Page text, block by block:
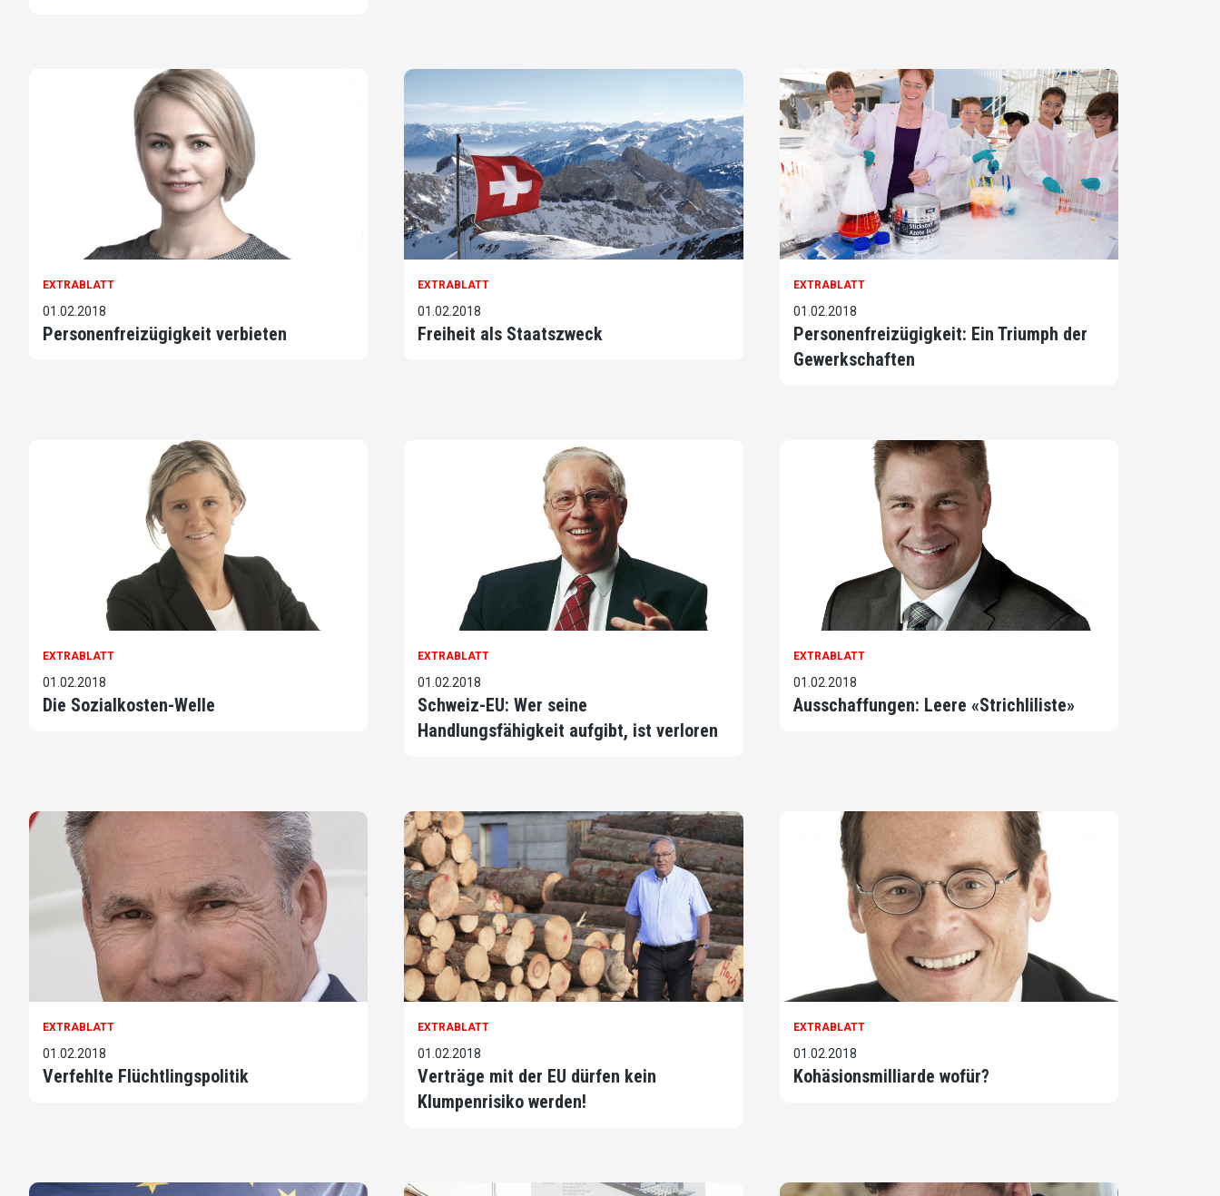
EXTRABLATT
01.02.2018
Personenfreizügigkeit verbieten
EXTRABLATT
01.02.2018
Freiheit als Staatszweck
EXTRABLATT
01.02.2018
Personenfreizügigkeit: Ein Triumph der
Gewerkschaften
EXTRABLATT
01.02.2018
Die Sozialkosten-Welle
EXTRABLATT
01.02.2018
Schweiz-EU: Wer seine
Handlungsfähigkeit aufgibt, ist verloren
EXTRABLATT
01.02.2018
Ausschaffungen: Leere «Strichliliste»
EXTRABLATT
01.02.2018
Verfehlte Flüchtlingspolitik
EXTRABLATT
01.02.2018
Verträge mit der EU dürfen kein
Klumpenrisiko werden!
EXTRABLATT
01.02.2018
Kohäsionsmilliarde wofür?